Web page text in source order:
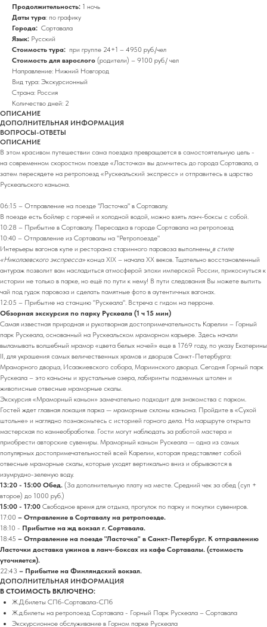
Продолжительность: 1 ночь
Даты тура: по графику
Города: Сортавала
Язык: Русский
Стоимость тура: при группе 24+1 – 4950 руб./чел
Стоимость для взрослого (родители) – 9100 руб./ чел
Направление: Нижний Новгород
Вид тура: Экскурсионный
Страна: Россия
Количество дней: 2
ОПИСАНИЕ
ДОПОЛНИТЕЛЬНАЯ ИНФОРМАЦИЯ
ВОПРОСЫ-ОТВЕТЫ
ОПИСАНИЕ
В этом красивом путешествии сама поездка превращается в самостоятельную цель -
на современном скоростном поезде «Ласточка» вы домчитесь до города Сортавала, а
затем пересядете на ретропоезд «Рускеальский экспресс» и отправитесь в царство
Рускеальского каньона.
06:15 – Отправление на поезде "Ласточка" в Сортавалу.
В поезде есть бойлер с горячей и холодной водой, можно взять ланч-боксы с собой.
10:28 – Прибытие в Сортавалу. Пересадка в городе Сортавала на ретропоезд
10:40 – Отправление из Сортавалы на "Ретропоезде"
Интерьеры вагонов купе и ресторана старинного паровоза выполнены в стиле
«Николаевского экспресса» конца XIX – начала XX веков. Тщательно восстановленный
антураж позволит вам насладиться атмосферой эпохи имперской России, прикоснуться к
истории не только в парке, но ещё по пути к нему! В пути следования Вы можете выпить
чай под гудок паровоза и сделать памятные фото в аутентичных вагонах.
12:05 – Прибытие на станцию "Рускеала". Встреча с гидом на перроне.
Обзорная экскурсия по парку Рускеала (1 ч 15 мин)
Самая известная природная и рукотворная достопримечательность Карелии – Горный
парк Рускеала, основанный на Рускеальском мраморном карьере. Здесь начали
выламывать волшебный мрамор «цвета белых ночей» еще в 1769 году, по указу Екатерины
II, для украшения самых величественных храмов и дворцов Санкт-Петербурга:
Мраморного дворца, Исаакиевского собора, Мариинского дворца. Сегодня Горный парк
Рускеала – это каньоны и хрустальные озера, лабиринты подземных штолен и
живописные отвесные мраморные скалы.
Экскурсия «Мраморный каньон» замечательно подходит для знакомства с парком.
Гостей ждет главная локация парка — мраморные склоны каньона. Пройдите в «Сухой
штольне» и наглядно познакомьтесь с историей горного дела. На маршруте открыта
мастерская по камнеобработке. Гости могут наблюдать за работой мастера и
приобрести авторские сувениры. Мраморный каньон Рускеала — одна из самых
популярных достопримечательностей всей Карелии, которая представляет собой
отвесные мраморные скалы, которые уходят вертикально вниз и обрываются в
изумрудно-зеленую воду.
13:20 - 15:00 Обед. (За дополнительную плату на месте. Средний чек за обед (суп +
второе) до 1000 руб.)
15:00 - 17:00 Свободное время для отдыха, прогулок по парку и покупки сувениров.
17:00 – Отправление в Сортавалу на ретропоезде.
18:10 - Прибытие на жд вокзал г. Сортавала.
18:45 – Отправление на поезде "Ласточка" в Санкт-Петербург. К отправлению
Ласточки доставка ужинов в ланч-боксах из кафе Сортавалы. (стоимость
уточняется).
22:43 – Прибытие на Финляндский вокзал.
ДОПОЛНИТЕЛЬНАЯ ИНФОРМАЦИЯ
В СТОИМОСТЬ ВКЛЮЧЕНО:
Ж.Д.билеты СПб-Сортавала-СПб
Ж.д.билеты на ретропоезд Сортавала - Горный Парк Рускеала – Сортавала
Экскурсионное обслуживание в Горном парке Рускеала